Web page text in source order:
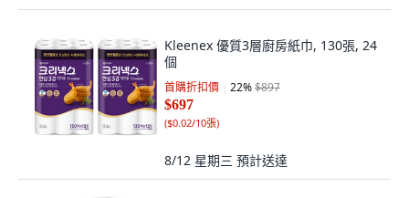
Kleenex 優質3層廚房紙巾, 130張, 24
個
首購折扣價 22%$897
$697
($0.02/10張)
8/12 星期三 預計送達